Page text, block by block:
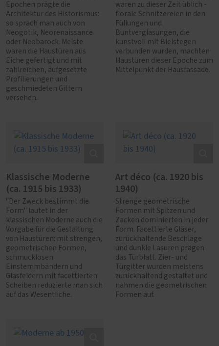
Epochen prägte die
Architektur des Historismus:
so sprach man auch von
Neogotik, Neorenaissance
oder Neobarock. Meiste
waren die Haustüren aus
Eiche gefertigt und mit
zahlreichen, aufgesetzte
Profilierungen und
geschmiedeten Gittern
versehen.
waren zu dieser Zeit üblich -
florale Schnitzereien in den
Füllungen und
Buntverglasungen, die
kunstvoll mit Bleistegen
verbunden wurden, machten
Haustüren dieser Epoche zum
Mittelpunkt der Hausfassade.
Klassische Moderne
(ca. 1915 bis 1933)
"Der Zweck bestimmt die
Form" lautet in der
klassischen Moderne auch die
Vorgabe für die Gestaltung
von Haustüren: mit strengen,
geometrischen Formen,
schmucklosen
Einstemmbändern und
Glasfeldern mit facettierten
Scheiben reduzierte man sich
auf das Wesentliche.
Art déco (ca. 1920 bis
1940)
Strenge geometrische
Formen mit Spitzen und
Zacken dominierten in jeder
Form. Facettierte Gläser,
zurückhaltende Beschläge
und dunkle Lasuren prägen
das Türblatt. Zier- und
Türgitter wurden meistens
zurückhaltend gestaltet und
nahmen die geometrischen
Formen auf.